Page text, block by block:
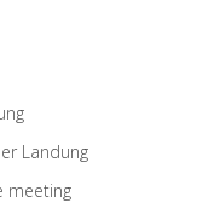
Landung
meeting